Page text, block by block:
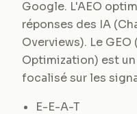
Google. L'AEO
réponses des IA
Overviews). Le
Optimization) est
focalisé sur les
E-E-A-T